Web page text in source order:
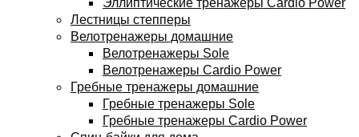
Эллиптические тренажеры Cardio Power
Лестницы степперы
Велотренажеры домашние
Велотренажеры Sole
Велотренажеры Cardio Power
Гребные тренажеры домашние
Гребные тренажеры Sole
Гребные тренажеры Cardio Power